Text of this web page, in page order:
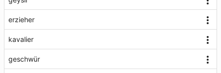
erzieher
kavalier
geschwür